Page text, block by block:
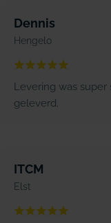
Dennis
Hengelo
Levering was
geleverd.
ITCM
Elst